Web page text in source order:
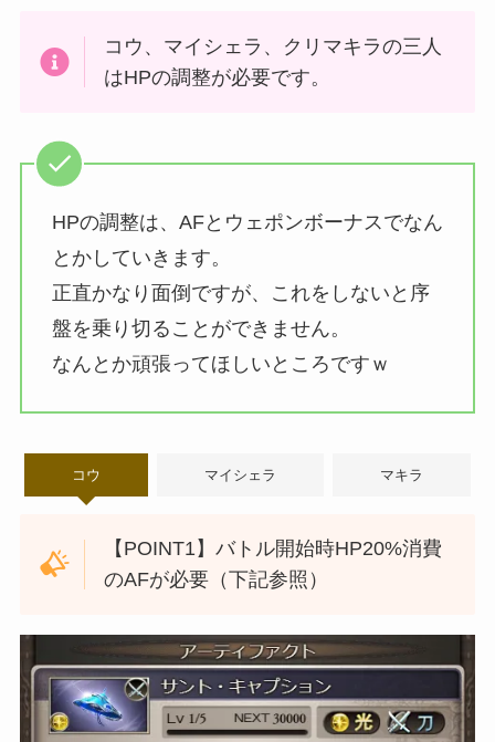
コウ、マイシェラ、クリマキラの三人
はHPの調整が必要です。
HPの調整は、AFとウェポンボーナスでなん
とかしていきます。
正直かなり面倒ですが、これをしないと序
盤を乗り切ることができません。
なんとか頑張ってほしいところですｗ
コウ マイシェラ マキラ
【POINT1】バトル開始時HP20%消費
のAFが必要（下記参照）